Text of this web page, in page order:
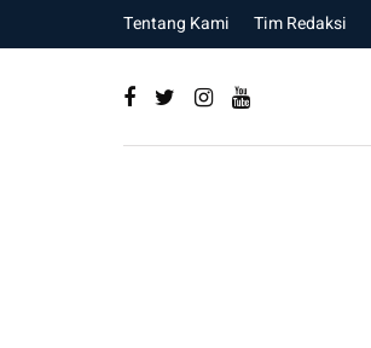
Tentang Kami Tim Redaksi